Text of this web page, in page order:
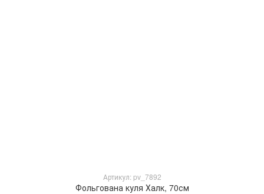
Артикул: pv_7892
Фольгована куля Халк, 70см